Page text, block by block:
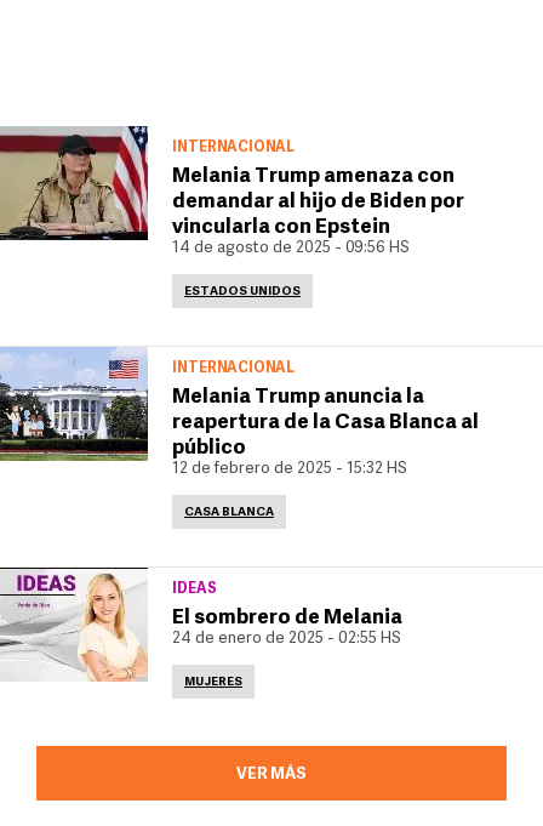
INTERNACIONAL
Melania Trump amenaza con
demandar al hijo de Biden por
vincularla con Epstein
14 de agosto de 2025 - 09:56 HS
ESTADOS UNIDOS
INTERNACIONAL
Melania Trump anuncia la
reapertura de la Casa Blanca al
público
12 de febrero de 2025 - 15:32 HS
CASA BLANCA
IDEAS
El sombrero de Melania
24 de enero de 2025 - 02:55 HS
MUJERES
VER MÁS